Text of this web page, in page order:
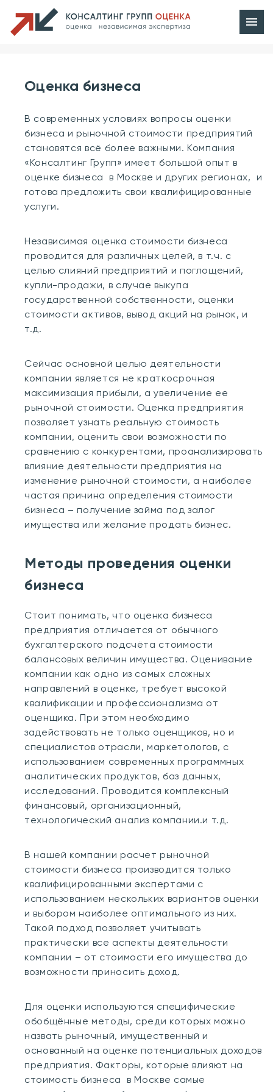
Оценка бизнеса
В современных условиях вопросы оценки
бизнеса и рыночной стоимости предприятий
становятся всё более важными. Компания
«Консалтинг Групп» имеет большой опыт в
оценке бизнеса в Москве и других регионах, и
готова предложить свои квалифицированные
услуги.
Независимая оценка стоимости бизнеса
проводится для различных целей, в т.ч. с
целью слияний предприятий и поглощений,
купли-продажи, в случае выкупа
государственной собственности, оценки
стоимости активов, вывод акций на рынок, и
т.д.
Сейчас основной целью деятельности
компании является не краткосрочная
максимизация прибыли, а увеличение ее
рыночной стоимости. Оценка предприятия
позволяет узнать реальную стоимость
компании, оценить свои возможности по
сравнению с конкурентами, проанализировать
влияние деятельности предприятия на
изменение рыночной стоимости, а наиболее
частая причина определения стоимости
бизнеса – получение займа под залог
имущества или желание продать бизнес.
Методы проведения оценки
бизнеса
Стоит понимать, что оценка бизнеса
предприятия отличается от обычного
бухгалтерского подсчёта стоимости
балансовых величин имущества. Оценивание
компании как одно из самых сложных
направлений в оценке, требует высокой
квалификации и профессионализма от
оценщика. При этом необходимо
задействовать не только оценщиков, но и
специалистов отрасли, маркетологов, с
использованием современных программных
аналитических продуктов, баз данных,
исследований. Проводится комплексный
финансовый, организационный,
технологический анализ компании.и т.д.
В нашей компании расчет рыночной
стоимости бизнеса производится только
квалифицированными экспертами с
использованием нескольких вариантов оценки
и выбором наиболее оптимального из них.
Такой подход позволяет учитывать
практически все аспекты деятельности
компании – от стоимости его имущества до
возможности приносить доход.
Для оценки используются специфические
обобщённые методы, среди которых можно
назвать рыночный, имущественный и
основанный на оценке потенциальных доходов
предприятия. Факторы, которые влияют на
стоимость бизнеса в Москве самые